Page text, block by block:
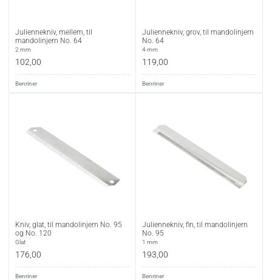
Juliennekniv, mellem, til
mandolinjern No. 64
2 mm
102,00
Benriner
Juliennekniv, grov, til mandolinjern
No. 64
4 mm
119,00
Benriner
Kniv, glat, til mandolinjern No. 95
og No. 120
Glat
176,00
Benriner
Juliennekniv, fin, til mandolinjern
No. 95
1 mm
193,00
Benriner